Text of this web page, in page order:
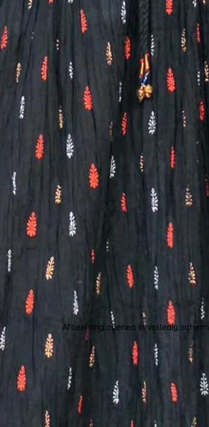
Afbeelding openen in volledig scherm